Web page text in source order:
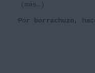
(más…)
Por
borrachuzo ,